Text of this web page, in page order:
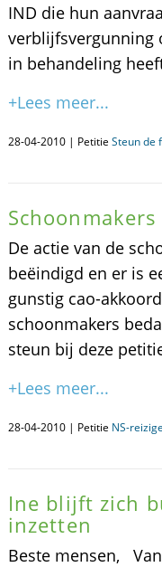
IND die hun
verblijfsvergunning
in behandeling
+Lees meer...
28-04-2010 | Petitie Steun de
De actie van de
beëindigd en er is
gunstig cao-
schoonmakers
steun bij deze
+Lees meer...
28-04-2010 | Petitie NS-
Ine blijft zich
inzetten
Beste mensen,